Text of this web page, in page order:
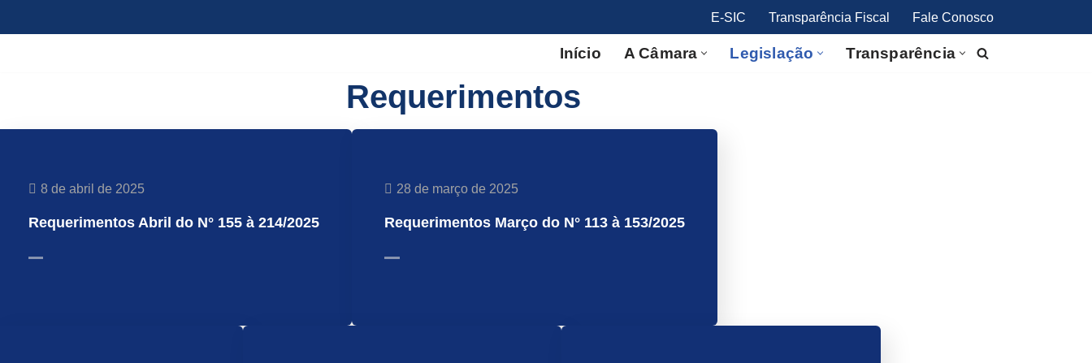
E-SIC Transparência Fiscal Fale Conosco
Início A Câmara Legislação Transparência
Requerimentos
8 de abril de 2025
Requerimentos Abril do N° 155 à 214/2025
28 de março de 2025
Requerimentos Março do N° 113 à 153/2025